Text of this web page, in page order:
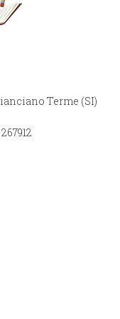
Terme (SI)